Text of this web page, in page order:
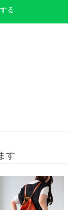
る
す